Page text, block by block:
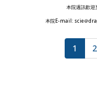
本院週訊歡
本院E-mail: scie＠
1 2